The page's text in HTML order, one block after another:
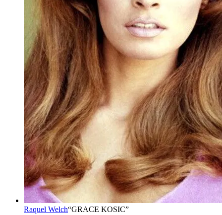
Raquel Welch“GRACE KOSIC”